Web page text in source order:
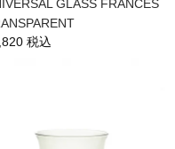
GLASS FRANCES
税込